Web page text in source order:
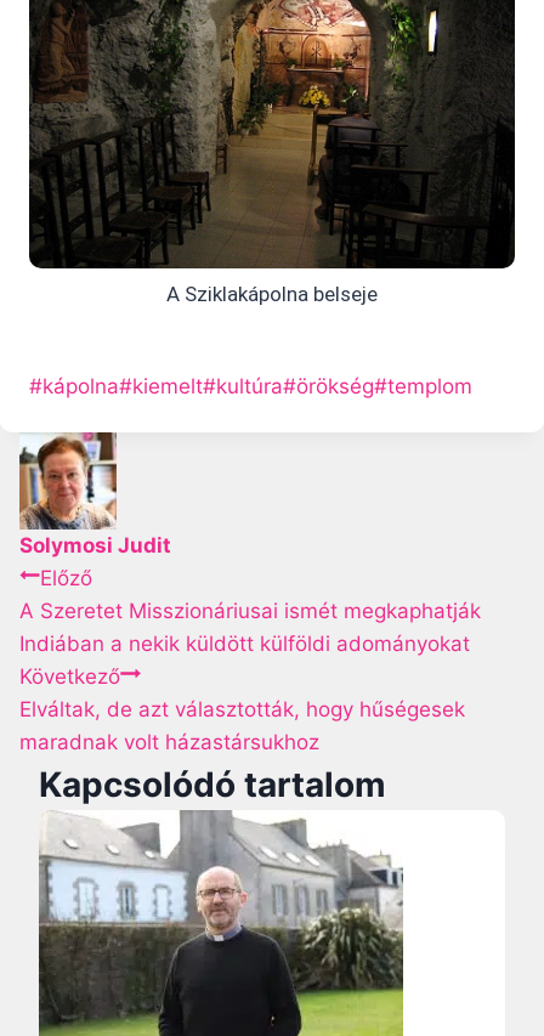
A Sziklakápolna belseje
P
s
t
T
a
g
s
:
#kápolna#kiemelt#kultúra#örökség#templom
Solymosi Judit
B
e
j
e
Előző
A Szeretet Misszionáriusai ismét megkaphatják
Indiában a nekik küldött külföldi adományokat
Következő
Elváltak, de azt választották, hogy hűségesek
maradnak volt házastársukhoz
Kapcsolódó tartalom